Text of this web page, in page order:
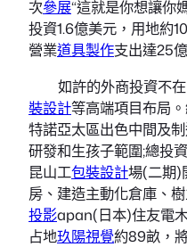
次參展“這就是你想讓你
投資1.6億美元，用地約
營業道具製作支出達25
如許的外商投資不
裝設計等高端項目布局
特諾亞太區出色中間及
研發和生孩子範圍;總投
昆山工包裝設計場(二期)
房、建造主動化倉庫、
投影apan(日本)住友電
占地玖陽視覺約89畝，